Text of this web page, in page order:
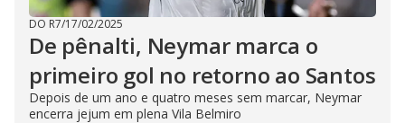
DO R7/17/02/2025
De pênalti, Neymar marca o
primeiro gol no retorno ao Santos
Depois de um ano e quatro meses sem marcar, Neymar
encerra jejum em plena Vila Belmiro